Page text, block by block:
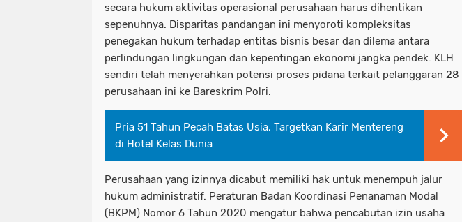
secara hukum aktivitas operasional perusahaan harus dihentikan
sepenuhnya. Disparitas pandangan ini menyoroti kompleksitas
penegakan hukum terhadap entitas bisnis besar dan dilema antara
perlindungan lingkungan dan kepentingan ekonomi jangka pendek. KLH
sendiri telah menyerahkan potensi proses pidana terkait pelanggaran 28
perusahaan ini ke Bareskrim Polri.
Pria 51 Tahun Pecah Batas Usia, Targetkan Karir Mentereng
di Hotel Kelas Dunia
Perusahaan yang izinnya dicabut memiliki hak untuk menempuh jalur
hukum administratif. Peraturan Badan Koordinasi Penanaman Modal
(BKPM) Nomor 6 Tahun 2020 mengatur bahwa pencabutan izin usaha